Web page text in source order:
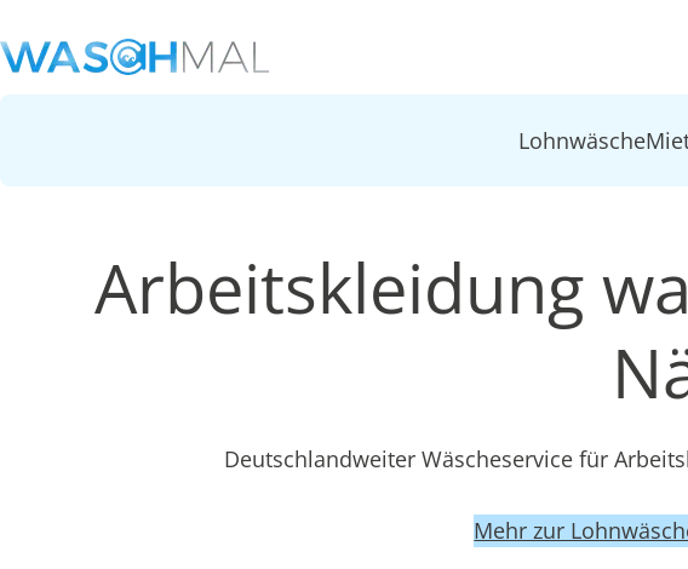
Lohnwäsche
Arbeitskleidung
Deutschlandweiter Wäscheservice für
Mehr zur